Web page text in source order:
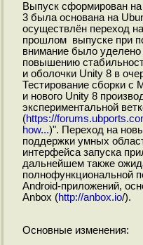
Выпуск сформирован на
3 была основана на
осуществлён переход
прошлом выпуске при
внимание было
повышению
и оболочки Unity 8 в
Тестирование сборки с
и нового Unity 8
экспериментальной
(https://
how...)". Переход на
поддержки умных
интерфейса запуска
дальнейшем также
полнофункциональной
Android-приложений,
Anbox (http://anbox.io/).
Основные изменения: